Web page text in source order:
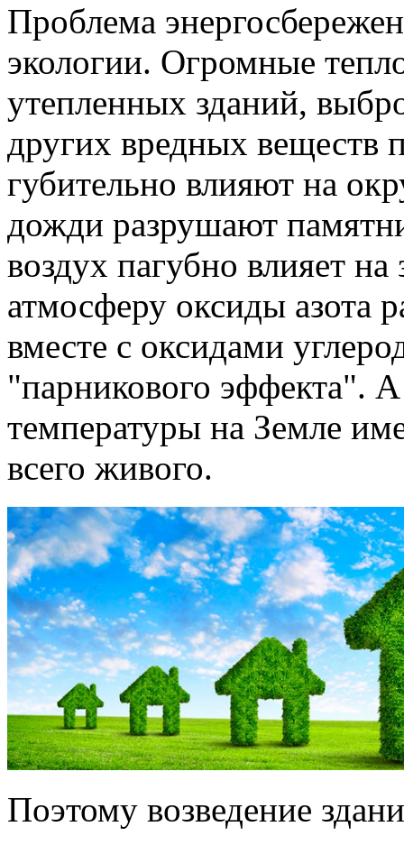
Проблема
экологии. Огромные
утепленных зданий,
других вредных веществ
губительно влияют на
дожди разрушают
воздух пагубно влияет
атмосферу оксиды азота
вместе с оксидами
"парникового эффекта".
температуры на Земле
всего живого.
Поэтому возведение